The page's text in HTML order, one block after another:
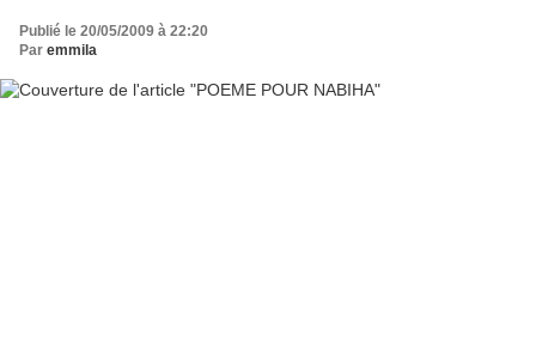
Publié le 20/05/2009 à 22:20
Par emmila